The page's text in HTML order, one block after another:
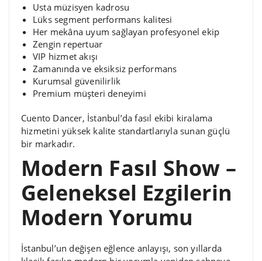
Usta müzisyen kadrosu
Lüks segment performans kalitesi
Her mekâna uyum sağlayan profesyonel ekip
Zengin repertuar
VIP hizmet akışı
Zamanında ve eksiksiz performans
Kurumsal güvenilirlik
Premium müşteri deneyimi
Cuento Dancer, İstanbul’da fasıl ekibi kiralama
hizmetini yüksek kalite standartlarıyla sunan güçlü
bir markadır.
Modern Fasıl Show –
Geleneksel Ezgilerin
Modern Yorumu
İstanbul’un değişen eğlence anlayışı, son yıllarda